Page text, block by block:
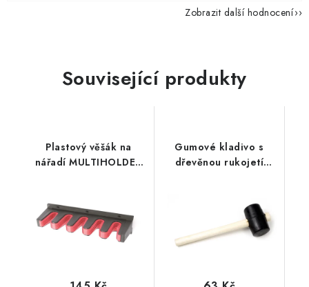
Zobrazit další hodnocení
Související produkty
Plastový věšák na
nářadí MULTIHOLDER
Gumové kladivo s
dřevěnou rukojetí